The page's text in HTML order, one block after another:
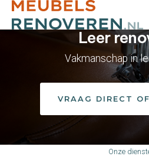
Leer
Vakmanschap in
VRAAG DIRECT
Onze